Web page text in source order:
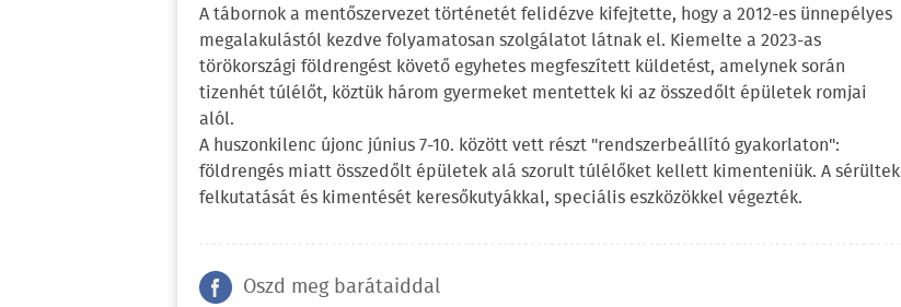
A tábornok a mentőszervezet történetét felidézve kifejtette, hogy a 2012-es ünnepélyes
megalakulástól kezdve folyamatosan szolgálatot látnak el. Kiemelte a 2023-as
törökországi földrengést követő egyhetes megfeszített küldetést, amelynek során
tizenhét túlélőt, köztük három gyermeket mentettek ki az összedőlt épületek romjai
alól.
A huszonkilenc újonc június 7-10. között vett részt "rendszerbeállító gyakorlaton":
földrengés miatt összedőlt épületek alá szorult túlélőket kellett kimenteniük. A sérültek
felkutatását és kimentését keresőkutyákkal, speciális eszközökkel végezték.
Oszd meg barátaiddal